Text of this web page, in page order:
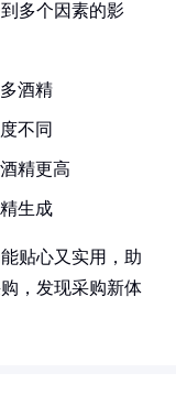
多个因素的影
酒精
不同
精更高
生成
贴心又实用，助
，发现采购新体